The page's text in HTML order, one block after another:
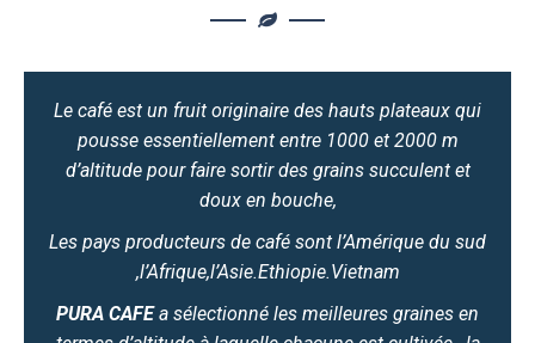
Le café est un fruit originaire des hauts plateaux qui
pousse essentiellement entre 1000 et 2000 m
d’altitude pour faire sortir des grains succulent et
doux en bouche,
Les pays producteurs de café sont l’Amérique du sud
,l’Afrique,l’Asie.Ethiopie.Vietnam
PURA CAFEa sélectionné les meilleures graines en